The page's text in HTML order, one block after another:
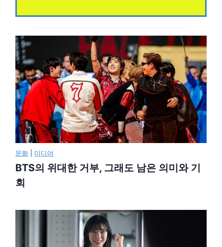
문화 미디어
BTS의 위대한 거부, 그래도 남은 의미와 기
회